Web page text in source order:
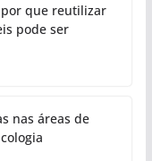
que reutilizar
pode ser
nas áreas de